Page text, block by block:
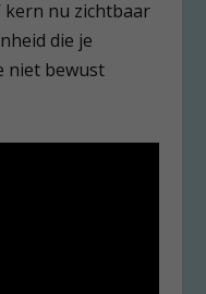
kern nu zichtbaar
die je
niet bewust